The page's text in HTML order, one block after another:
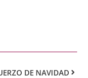
DE NAVIDAD